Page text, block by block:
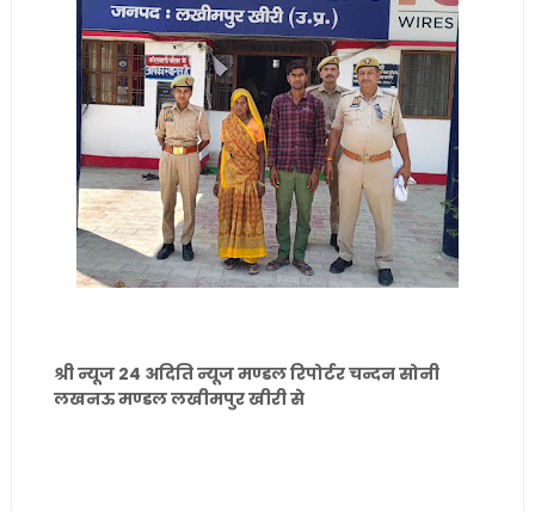
श्री न्यूज 24 अदिति न्यूज मण्डल रिपोर्टर चन्दन सोनी
लखनऊ मण्डल लखीमपुर खीरी से